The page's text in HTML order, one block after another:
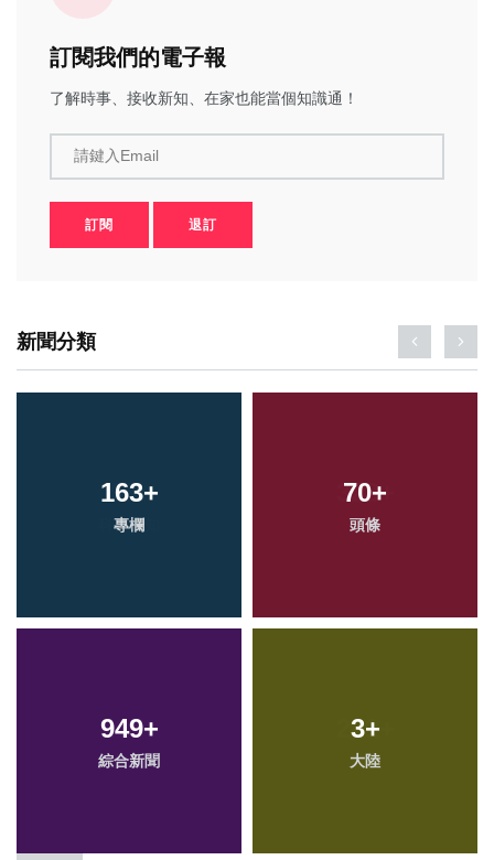
訂閱我們的電子報
了解時事、接收新知、在家也能當個知識通！
請鍵入Email
訂閱 退訂
新聞分類
163+
專欄
70+
頭條
949+
綜合新聞
3+
大陸